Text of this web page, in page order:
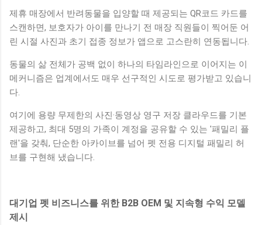
제휴 매장에서 반려동물을 입양할 때 제공되는 QR코드 카드를
스캔하면, 보호자가 아이를 만나기 전 매장 직원들이 찍어둔 어
린 시절 사진과 초기 접종 정보가 앱으로 고스란히 연동됩니다.
동물의 삶 전체가 공백 없이 하나의 타임라인으로 이어지는 이
메커니즘은 업계에서도 매우 선구적인 시도로 평가받고 있습니
다.
여기에 용량 무제한의 사진·동영상 영구 저장 클라우드를 기본
제공하고, 최대 5명의 가족이 계정을 공유할 수 있는 '패밀리 플
랜'을 갖춰, 단순한 아카이브를 넘어 펫 전용 디지털 패밀리 허
브를 구현해 냈습니다.
대기업 펫 비즈니스를 위한 B2B OEM 및 지속형 수익 모델
제시